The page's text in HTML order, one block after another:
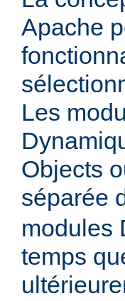
Apache
Les
Objects
séparée
modules
temps